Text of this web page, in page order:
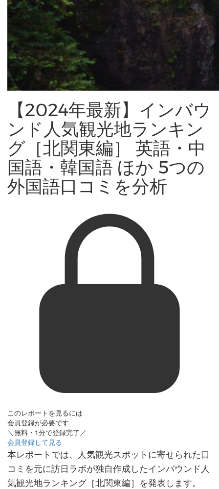
【2024年最新】インバウ
ンド人気観光地ランキン
グ［北関東編］ 英語・中
国語・韓国語 ほか 5つの
外国語口コミを分析
このレポートを見るには
会員登録が必要です
＼無料・1分で登録完了／
会員登録して見る
本レポートでは、人気観光スポットに寄せられた口
コミを元に訪日ラボが独自作成したインバウンド人
気観光地ランキング［北関東編］を発表します。